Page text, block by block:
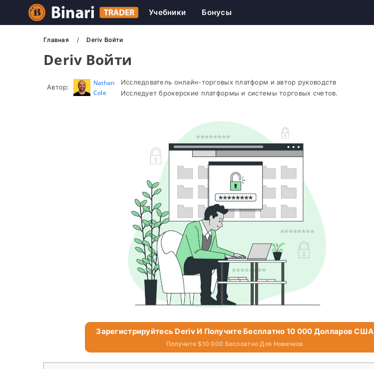
Учебники Бонусы
Главная Deriv Войти
Deriv Войти
Автор:
Nathan
Cole
Исследователь онлайн-торговых платформ и автор руководств
Исследует брокерские платформы и системы торговых счетов.
Зарегистрируйтесь Deriv И Получите Бесплатно 10 000 Долларов США
Получите $10 000 Бесплатно Для Новичков